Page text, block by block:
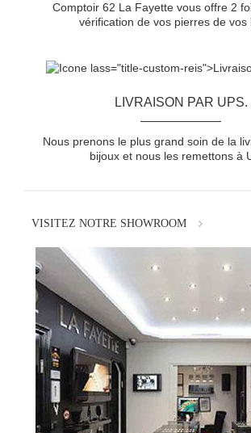
Comptoir 62 La Fayette vous offre 2
vérification de vos pierres de vos
LIVRAISON PAR UPS.
Nous prenons le plus grand soin de la
bijoux et nous les remettons à
VISITEZ NOTRE SHOWROOM